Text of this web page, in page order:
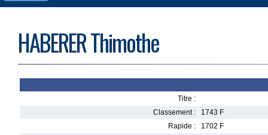
HABERER Thimothe
Titre :
Classement :
1743 F
Rapide :
1702 F